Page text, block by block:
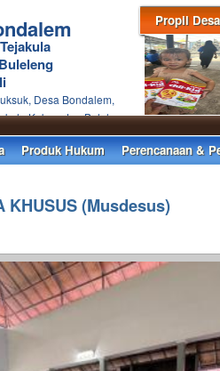
Propil Desa
Desa Bondalem,
Kabupaten Buleleng
Produk Hukum Perencanaan &
KHUSUS (Musdesus)